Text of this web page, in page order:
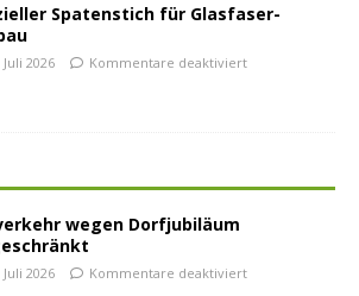
Spatenstich für Glasfaser-
Juli 2026 Kommentare deaktiviert
wegen Dorfjubiläum
Juli 2026 Kommentare deaktiviert